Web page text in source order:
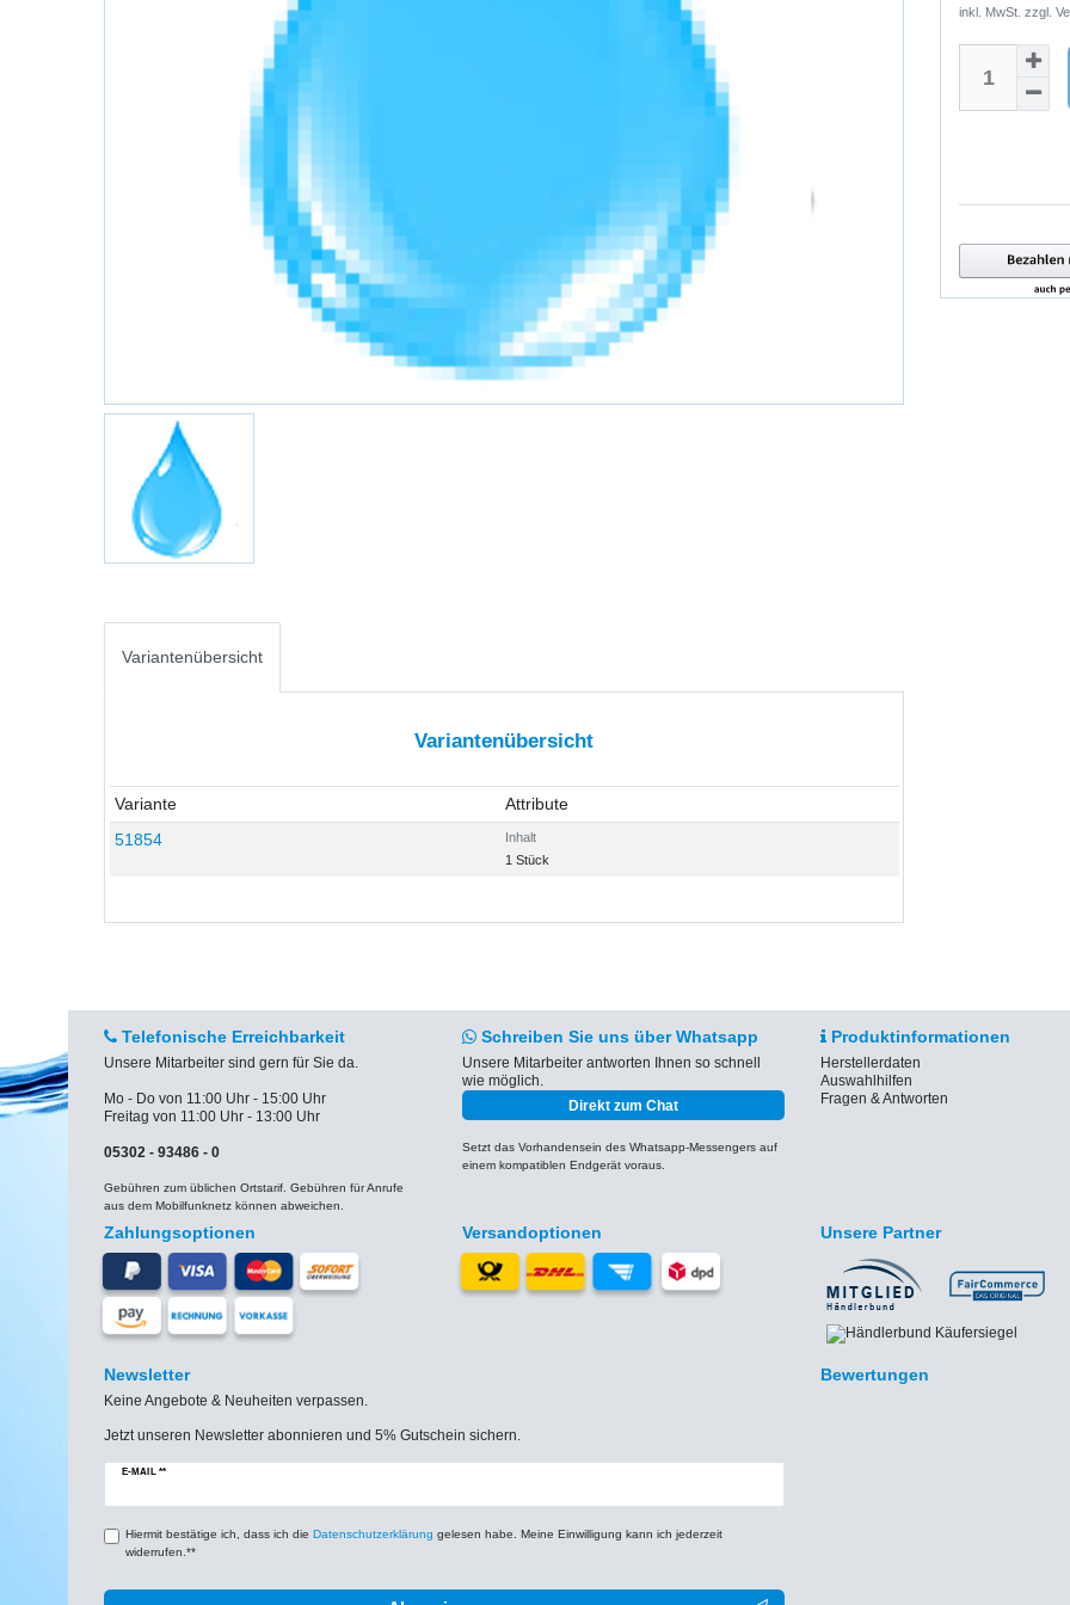
inkl. MwSt. zzgl.
Variantenübersicht
Variantenübersicht
Variante
Attribute
51854
Inhalt
1 Stück
Telefonische Erreichbarkeit
Unsere Mitarbeiter sind gern für Sie da.
Mo - Do von 11:00 Uhr - 15:00 Uhr
Freitag von 11:00 Uhr - 13:00 Uhr
05302 - 93486 - 0
Gebühren zum üblichen Ortstarif. Gebühren für Anrufe
aus dem Mobilfunknetz können abweichen.
Schreiben Sie uns über Whatsapp
Unsere Mitarbeiter antworten Ihnen so schnell
wie möglich.
Direkt zum Chat
Setzt das Vorhandensein des Whatsapp-Messengers auf
einem kompatiblen Endgerät voraus.
Produktinformationen
Herstellerdaten
Auswahlhilfen
Fragen & Antworten
Zahlungsoptionen Versandoptionen Unsere Partner
Newsletter
Keine Angebote & Neuheiten verpassen.
Jetzt unseren Newsletter abonnieren und 5% Gutschein sichern.
E-MAIL **
Newsletter
Hiermit bestätige ich, dass ich die Daten­schutz­erklärung gelesen habe. Meine Einwilligung kann ich jederzeit
widerrufen.**
Bewertungen